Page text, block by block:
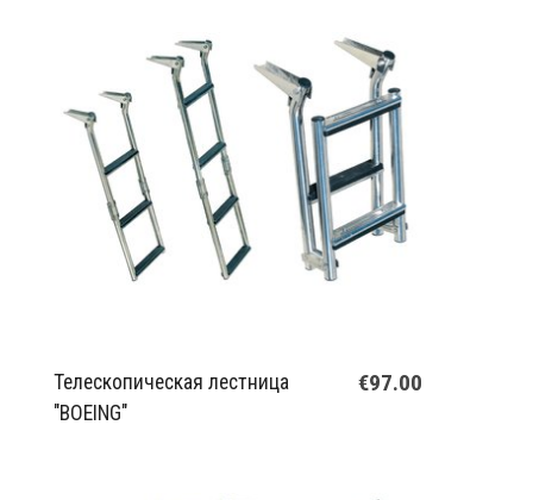
Телескопическая лестница
"BOEING"
€97.00